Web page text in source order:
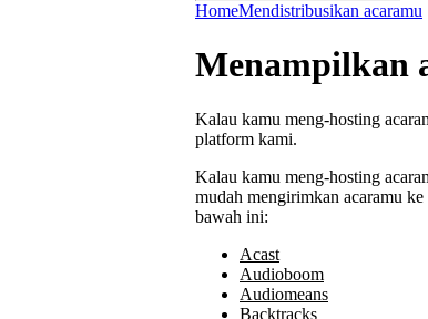
HomeMendistribusikan acaramu
Menampilkan
Kalau kamu meng-hosting
platform kami.
Kalau kamu meng-hosting
mudah mengirimkan acaramu
bawah ini:
Acast
Audioboom
Audiomeans
Backtracks